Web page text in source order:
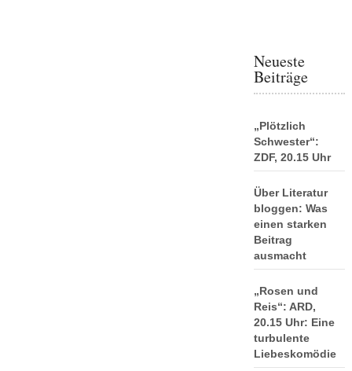
Neueste
Beiträge
„Plötzlich
Schwester“:
ZDF, 20.15 Uhr
Über Literatur
bloggen: Was
einen starken
Beitrag
ausmacht
„Rosen und
Reis“: ARD,
20.15 Uhr: Eine
turbulente
Liebeskomödie